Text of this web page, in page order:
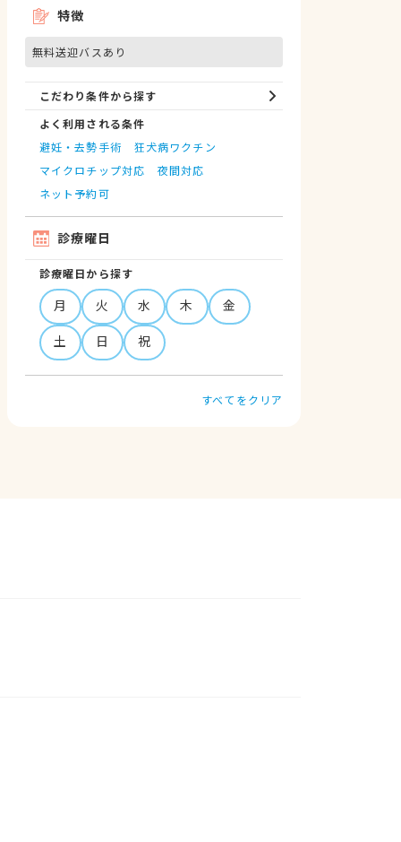
特徴
無料送迎バスあり
こだわり条件から探す
よく利用される条件
避妊・去勢手術
狂犬病ワクチン
マイクロチップ対応
夜間対応
ネット予約可
診療曜日
診療曜日から探す
月 火 水 木
金
土
日 祝
すべてをクリア